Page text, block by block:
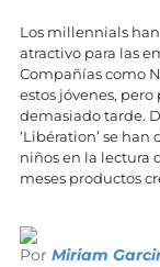
Los millennials
atractivo para las
Compañías como
estos jóvenes,
demasiado tarde.
‘Libération’ se
niños en la lectura
meses productos
Por Miriam